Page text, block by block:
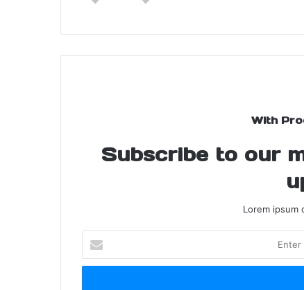
With
Subscribe to our
Lorem ipsum
your
Email